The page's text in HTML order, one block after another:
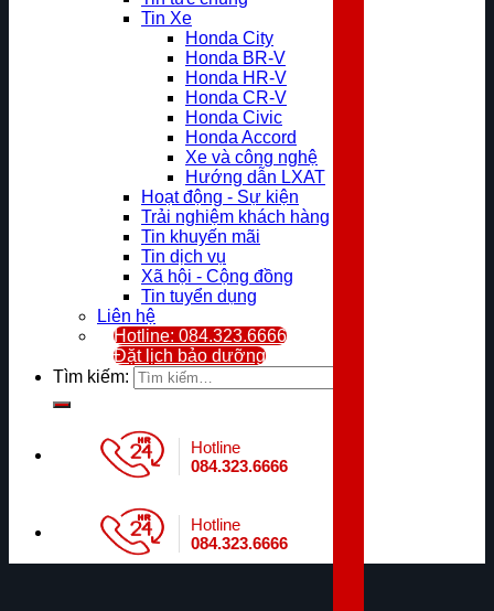
Tin Xe
Honda City
Honda BR-V
Honda HR-V
Honda CR-V
Honda Civic
Honda Accord
Xe và công nghệ
Hướng dẫn LXAT
Hoạt động - Sự kiện
Trải nghiệm khách hàng
Tin khuyến mãi
Tin dịch vụ
Xã hội - Cộng đồng
Tin tuyển dụng
Liên hệ
Hotline: 084.323.6666
Đặt lịch bảo dưỡng
Tìm kiếm:
Hotline
084.323.6666
Hotline
084.323.6666